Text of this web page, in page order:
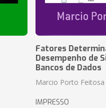
Fatores
Desempenho de
Bancos de Dados
Marcio Porto Feitosa
IMPRESSO